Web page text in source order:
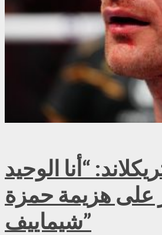
“أنا الوحيد
على هزيمة حمزة
شيماييف”